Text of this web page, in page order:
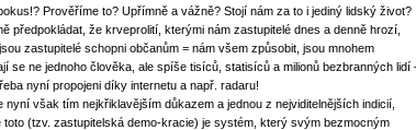
Prověříme to? Upřímně a vážně? Stojí nám za to i jediný lidský život?
předpokládat, že krveprolití, kterými nám zastupitelé dnes a denně hrozí,
zastupitelé schopni občanům = nám všem způsobit, jsou mnohem
se ne jednoho člověka, ale spíše tisíců, statisíců a milionů bezbranných lidí
nyní propojeni díky internetu a např. radaru!
nyní však tím nejkřiklavějším důkazem a jednou z nejviditelnějších indicií,
toto (tzv. zastupitelská demo-kracie) je systém, který svým bezmocným